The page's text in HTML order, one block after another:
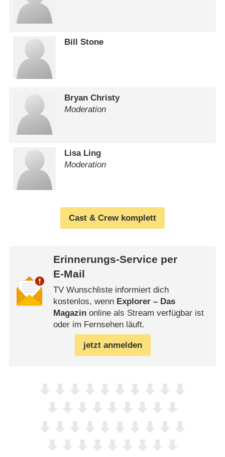
Bill Stone
Bryan Christy
Moderation
Lisa Ling
Moderation
Cast & Crew komplett
Erinnerungs-Service per
E-Mail
TV Wunschliste informiert dich
kostenlos, wenn Explorer – Das
Magazinonline als Stream verfügbar ist
oder im Fernsehen läuft.
jetzt anmelden